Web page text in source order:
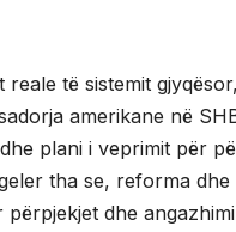
të sistemit
amerikane në
plani i veprimit për
tha se, reforma
dhe